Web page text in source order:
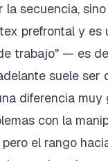
secuencia,
prefrontal y es
trabajo" — es
suele ser
diferencia muy
con la
el rango